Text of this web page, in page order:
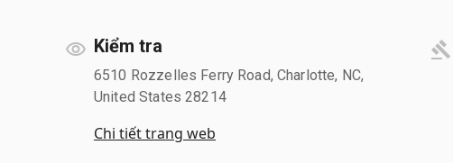
Kiểm tra
6510 Rozzelles Ferry Road, Charlotte, NC,
United States 28214
Chi tiết trang web